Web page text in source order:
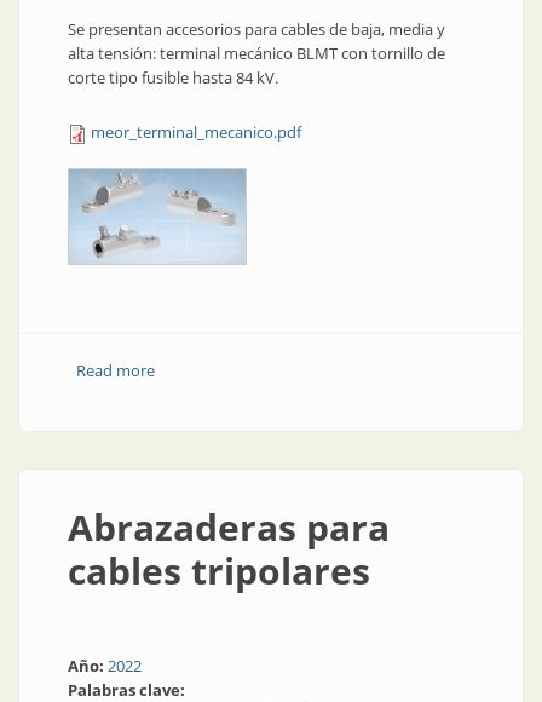
Se presentan accesorios para cables de baja, media y
alta tensión: terminal mecánico BLMT con tornillo de
corte tipo fusible hasta 84 kV.
meor_terminal_mecanico.pdf
Read moreabout Terminal mecánico
Abrazaderas para
cables tripolares
Año: 2022
Palabras clave: